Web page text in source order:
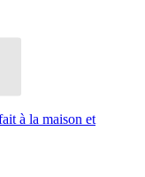
à la maison et